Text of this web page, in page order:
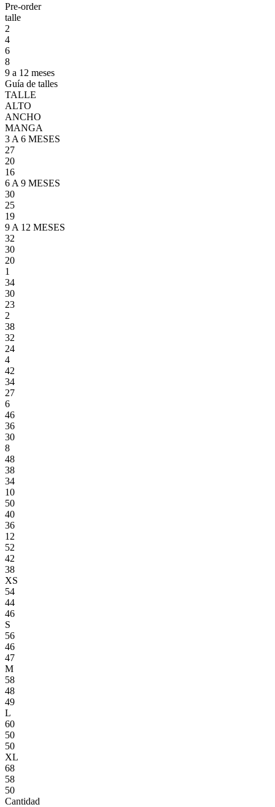
Pre-order
talle
2
4
6
8
9 a 12 meses
Guía de talles
TALLE
ALTO
ANCHO
MANGA
3 A 6 MESES
27
20
16
6 A 9 MESES
30
25
19
9 A 12 MESES
32
30
20
1
34
30
23
2
38
32
24
4
42
34
27
6
46
36
30
8
48
38
34
10
50
40
36
12
52
42
38
XS
54
44
46
S
56
46
47
M
58
48
49
L
60
50
50
XL
68
58
50
Cantidad